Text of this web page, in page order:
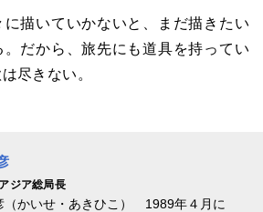
描いていかないと、まだ描きたい
。だから、旅先にも道具を持ってい
尽きない。
ジア総局長
（かいせ・あきひこ） 1989年４月に